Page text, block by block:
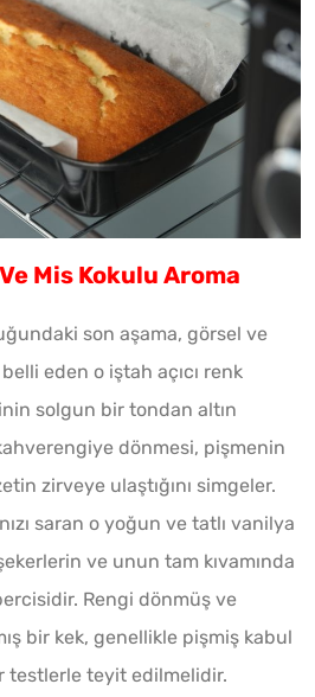
Mis Kokulu Aroma
son aşama, görsel ve
eden o iştah açıcı renk
solgun bir tondan altın
dönmesi, pişmenin
zirveye ulaştığını simgeler.
saran o yoğun ve tatlı vanilya
ve unun tam kıvamında
Rengi dönmüş ve
bir kek, genellikle pişmiş kabul
testlerle teyit edilmelidir.